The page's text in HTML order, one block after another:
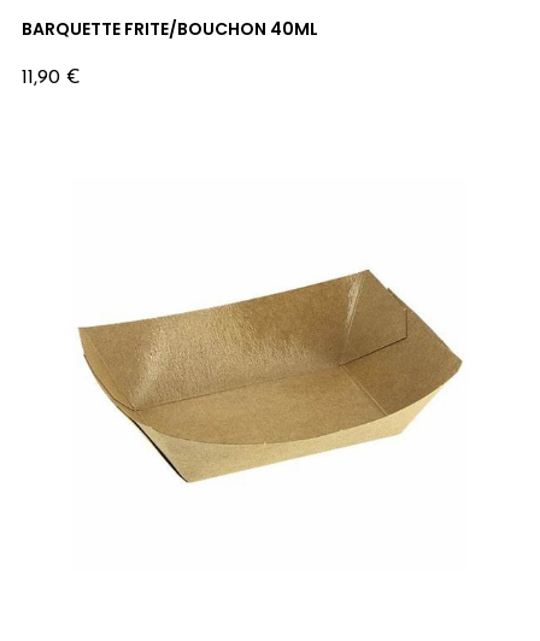
BARQUETTE FRITE/BOUCHON 40ML
Prix
11,90 €